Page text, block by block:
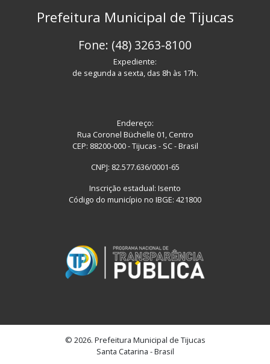
Prefeitura Municipal de Tijucas
Fone: (48) 3263-8100
Expediente:
de segunda a sexta, das 8h às 17h.
Endereço:
Rua Coronel Büchelle 01, Centro
CEP: 88200-000 - Tijucas - SC - Brasil
CNPJ: 82.577.636/0001-65
Inscrição estadual: Isento
Código do município no IBGE: 421800
© 2026. Prefeitura Municipal de Tijucas
Santa Catarina - Brasil